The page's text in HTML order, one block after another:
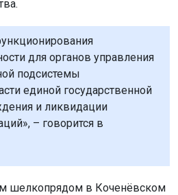
для органов управления
подсистемы
единой государственной
и ликвидации
– говорится в
шелкопрядом в Коченёвском